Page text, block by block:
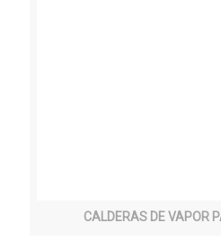
CALDERAS DE VAPOR